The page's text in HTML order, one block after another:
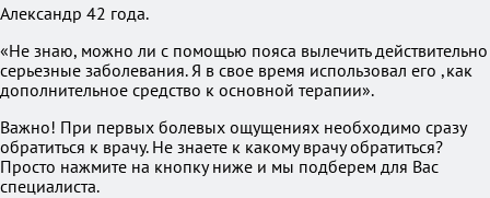
Александр 42 года.
«Не знаю, можно ли с помощью пояса вылечить действительно
серьезные заболевания. Я в свое время использовал его ,как
дополнительное средство к основной терапии».
Важно! При первых болевых ощущениях необходимо сразу
обратиться к врачу. Не знаете к какому врачу обратиться?
Просто нажмите на кнопку ниже и мы подберем для Вас
специалиста.